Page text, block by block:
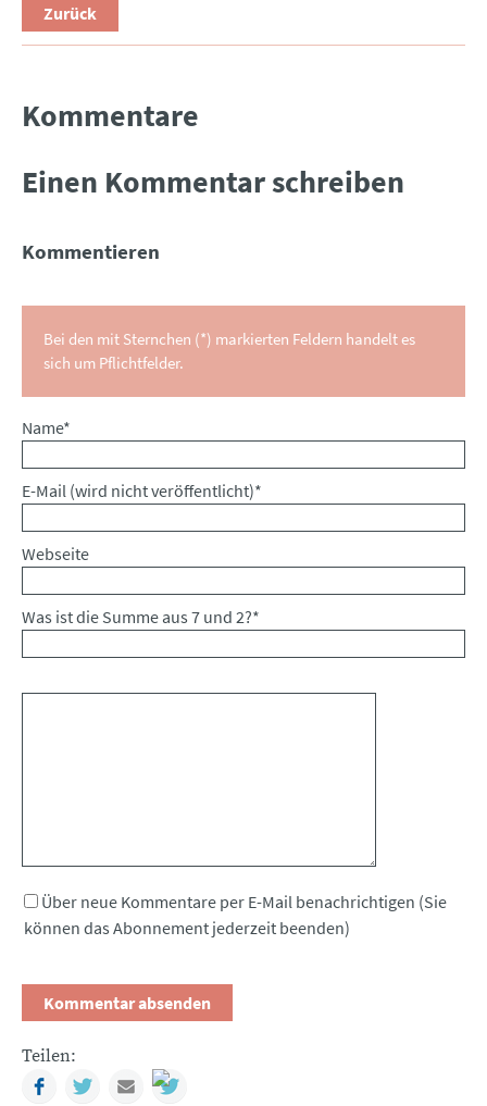
Zurück
Kommentare
Einen Kommentar schreiben
Kommentieren
Bei den mit Sternchen (*) markierten Feldern handelt es
sich um Pflichtfelder.
Pflichtfeld
Name*
Pflichtfeld
E-Mail (wird nicht veröffentlicht)*
Webseite
Was ist die Summe aus 7 und 2?*
Über neue Kommentare per E-Mail benachrichtigen (Sie
können das Abonnement jederzeit beenden)
Teilen:
FacebookTwitterMail